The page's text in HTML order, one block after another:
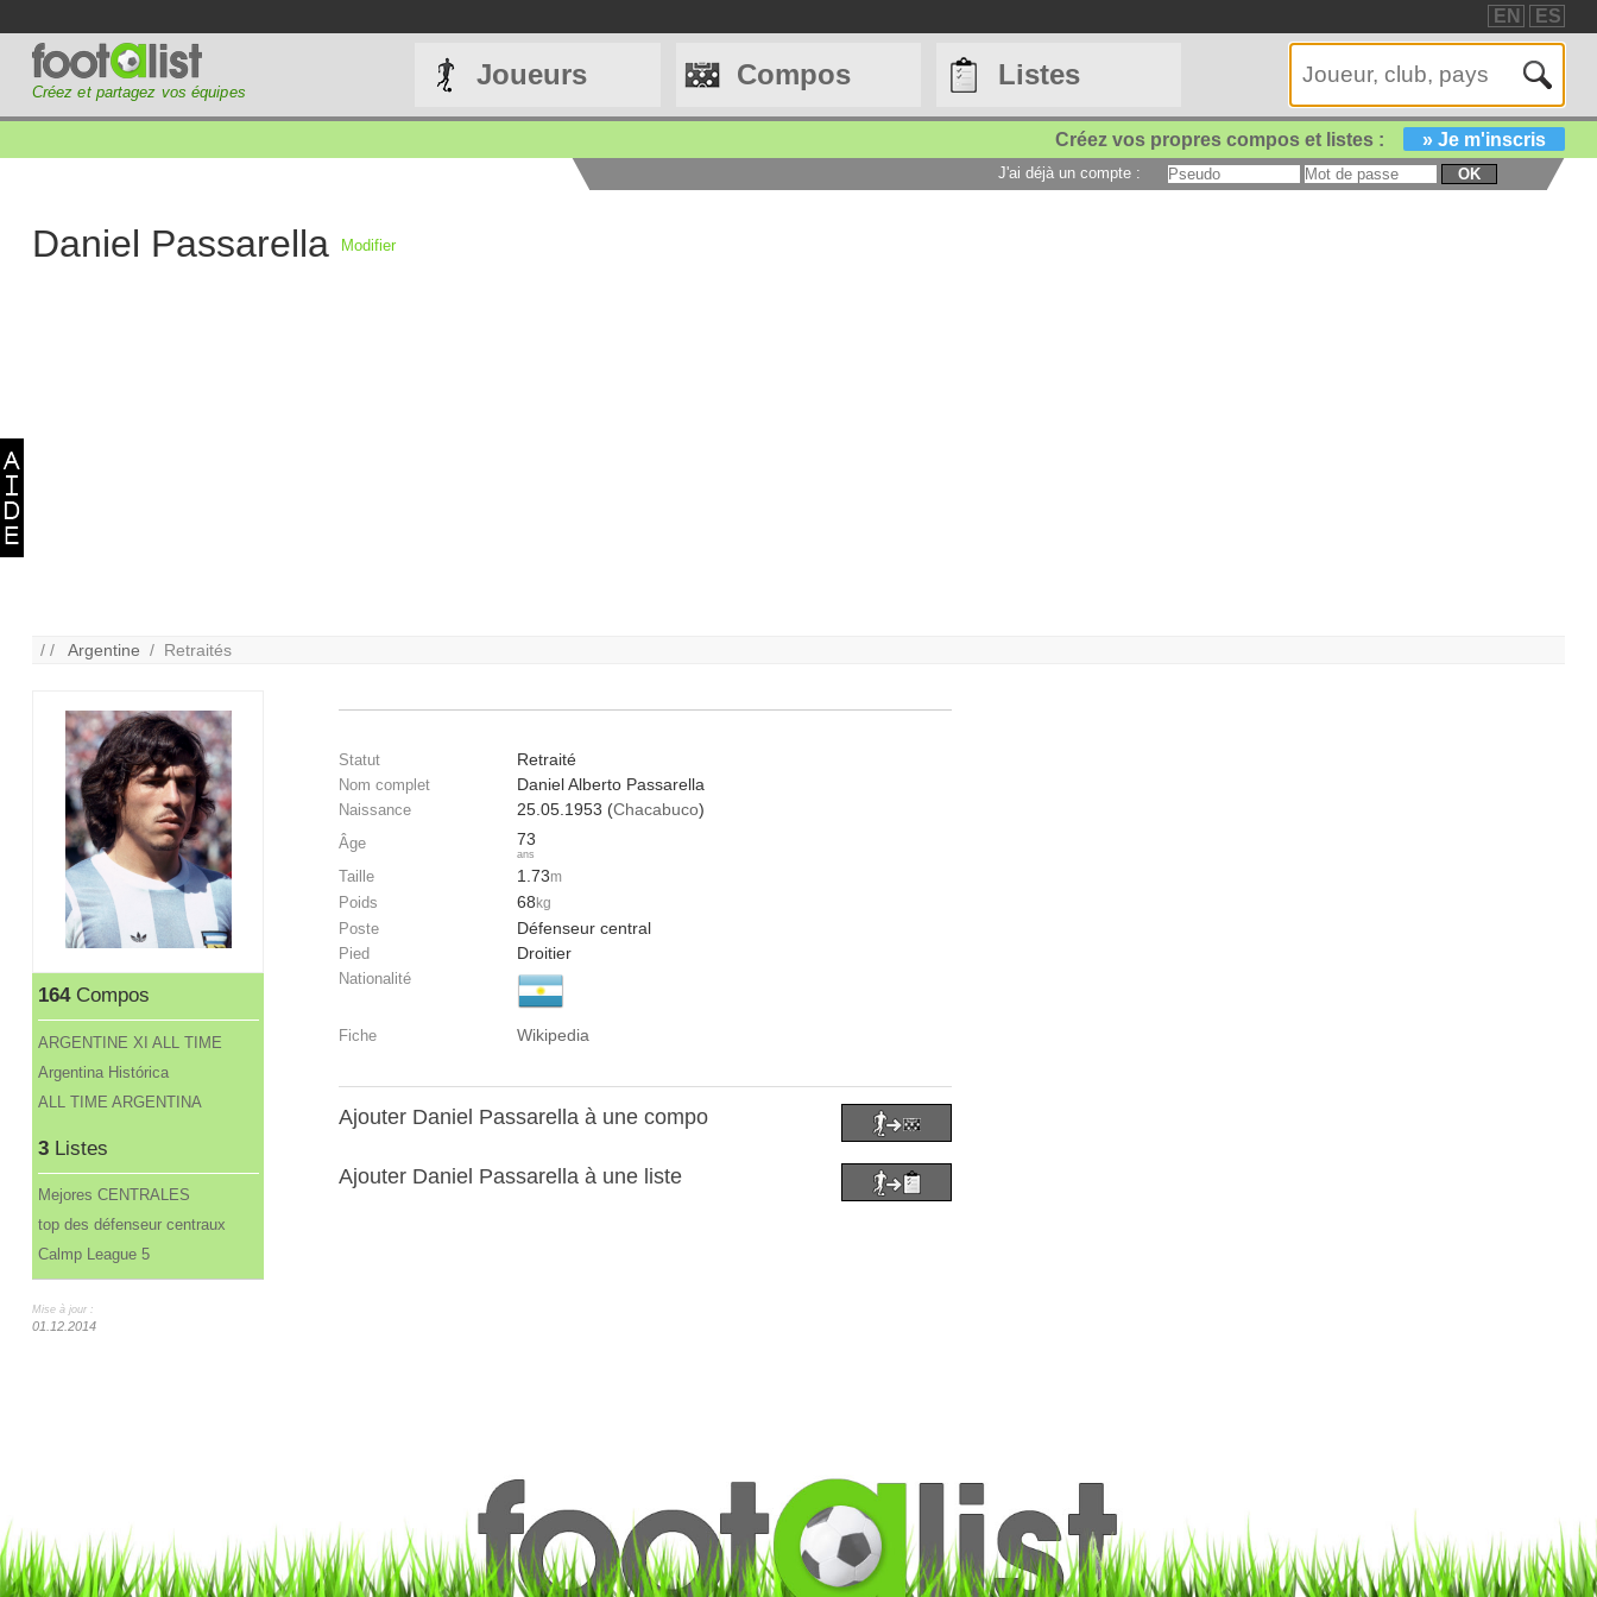
EN ES
Créez et partagez vos équipes
Joueurs Compos Listes
Créez vos propres compos et listes : » Je m'inscris
J'ai déjà un compte : OK
Daniel Passarella Modifier
/ /Argentine / Retraités
164Compos
ARGENTINE XI ALL TIME
Argentina Histórica
ALL TIME ARGENTINA
3Listes
Mejores CENTRALES
top des défenseur centraux
Calmp League 5
Mise à jour :
01.12.2014
Statut Retraité
Nom complet Daniel Alberto Passarella
Naissance 25.05.1953 (Chacabuco)
Âge 73
ans
Taille 1.73m
Poids 68 kg
Poste Défenseur central
Pied Droitier
Nationalité
Fiche Wikipedia
Ajouter Daniel Passarella à une compo
Ajouter Daniel Passarella à une liste